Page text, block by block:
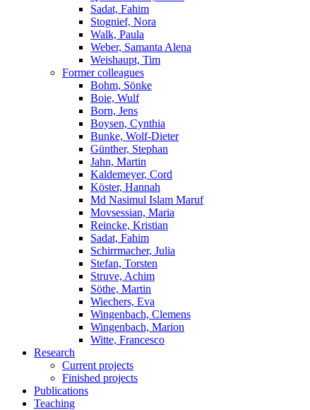
Sadat, Fahim
Stognief, Nora
Walk, Paula
Weber, Samanta Alena
Weishaupt, Tim
Former colleagues
Bohm, Sönke
Boie, Wulf
Born, Jens
Boysen, Cynthia
Bunke, Wolf-Dieter
Günther, Stephan
Jahn, Martin
Kaldemeyer, Cord
Köster, Hannah
Md Nasimul Islam Maruf
Movsessian, Maria
Reincke, Kristian
Sadat, Fahim
Schirrmacher, Julia
Stefan, Torsten
Struve, Achim
Söthe, Martin
Wiechers, Eva
Wingenbach, Clemens
Wingenbach, Marion
Witte, Francesco
Research
Current projects
Finished projects
Publications
Teaching